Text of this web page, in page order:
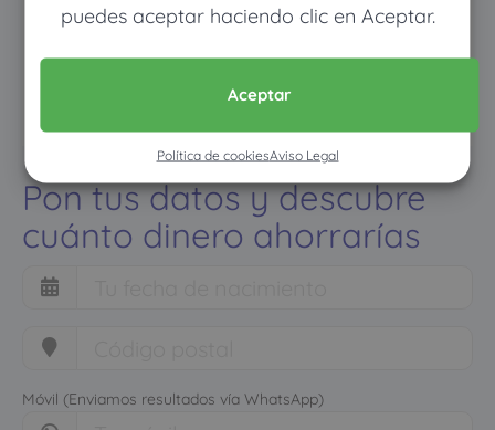
puedes aceptar haciendo clic en Aceptar.
Aceptar
Política de cookiesAviso Legal
Pon tus datos y descubre
cuánto dinero ahorrarías
Móvil (Enviamos resultados vía WhatsApp)